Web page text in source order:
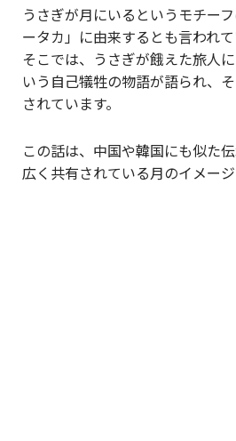
うさぎが月にいるというモチーフ
ータカ」に由来するとも言われて
そこでは、うさぎが餓えた旅人
いう自己犠牲の物語が語られ、
されています。
この話は、中国や韓国にも似た
広く共有されている月のイメージ